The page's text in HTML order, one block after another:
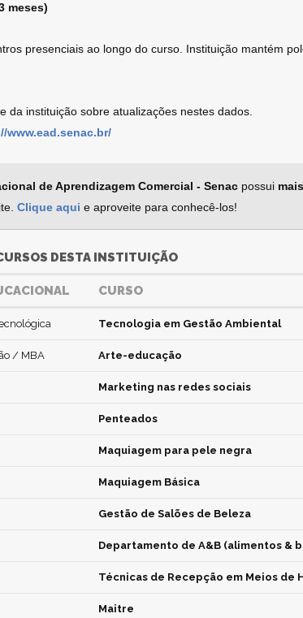
meses)
presenciais ao longo do curso. Instituição mantém
da instituição sobre atualizações nestes dados.
www.ead.senac.br/
de Aprendizagem Comercial - Senac possui
Clique aqui e aproveite para conhecê-los!
DESTA INSTITUIÇÃO
CURSO
Tecnologia em Gestão Ambiental
/ MBA Arte-educação
Marketing nas redes sociais
Penteados
Maquiagem para pele negra
Maquiagem Básica
Gestão de Salões de Beleza
Departamento de A&B (alimentos &
Técnicas de Recepção em Meios de
Maitre